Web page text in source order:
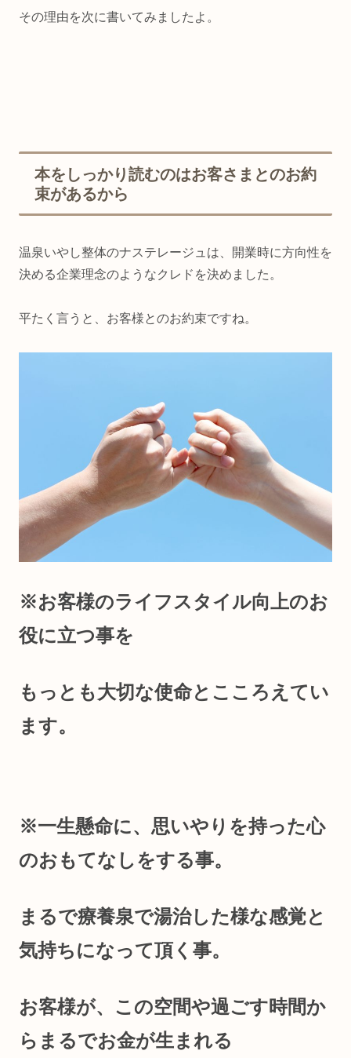
その理由を次に書いてみましたよ。
本をしっかり読むのはお客さまとのお約
束があるから
温泉いやし整体のナステレージュは、開業時に方向性を
決める企業理念のようなクレドを決めました。
平たく言うと、お客様とのお約束ですね。
※お客様のライフスタイル向上のお
役に立つ事を
もっとも大切な使命とこころえてい
ます。
※一生懸命に、思いやりを持った心
のおもてなしをする事。
まるで療養泉で湯治した様な感覚と
気持ちになって頂く事。
お客様が、この空間や過ごす時間か
らまるでお金が生まれる